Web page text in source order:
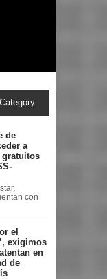
Category
de
a
con
el
exigimos
en
de